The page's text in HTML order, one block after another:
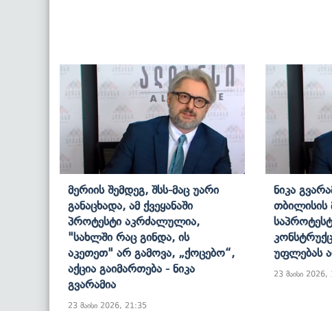
Მერიის Შემდეგ, Შსს-Მაც Უარი
Განაცხადა, Ამ Ქვეყანაში
Პროტესტი Აკრძალულია,
"სახლში Რაც Გინდა, Ის
Აკეთეთ" Არ Გამოვა, „ქოცებო“,
Აქცია Გაიმართება - Ნიკა
Გვარამია
23 მაისი 2026, 21:35
Ნიკა
Თბილისის
Უფლებას
23 მაისი 2026,